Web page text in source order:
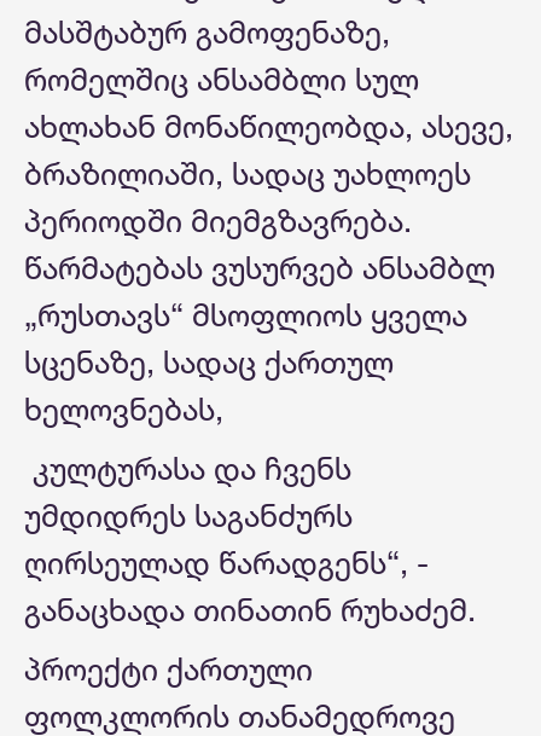
მასშტაბურ გამოფენაზე,
რომელშიც ანსამბლი სულ
ახლახან მონაწილეობდა, ასევე,
ბრაზილიაში, სადაც უახლოეს
პერიოდში მიემგზავრება.
წარმატებას ვუსურვებ ანსამბლ
„რუსთავს“ მსოფლიოს ყველა
სცენაზე, სადაც ქართულ
ხელოვნებას,
კულტურასა და ჩვენს
უმდიდრეს საგანძურს
ღირსეულად წარადგენს“, -
განაცხადა თინათინ რუხაძემ.
პროექტი ქართული
ფოლკლორის თანამედროვე